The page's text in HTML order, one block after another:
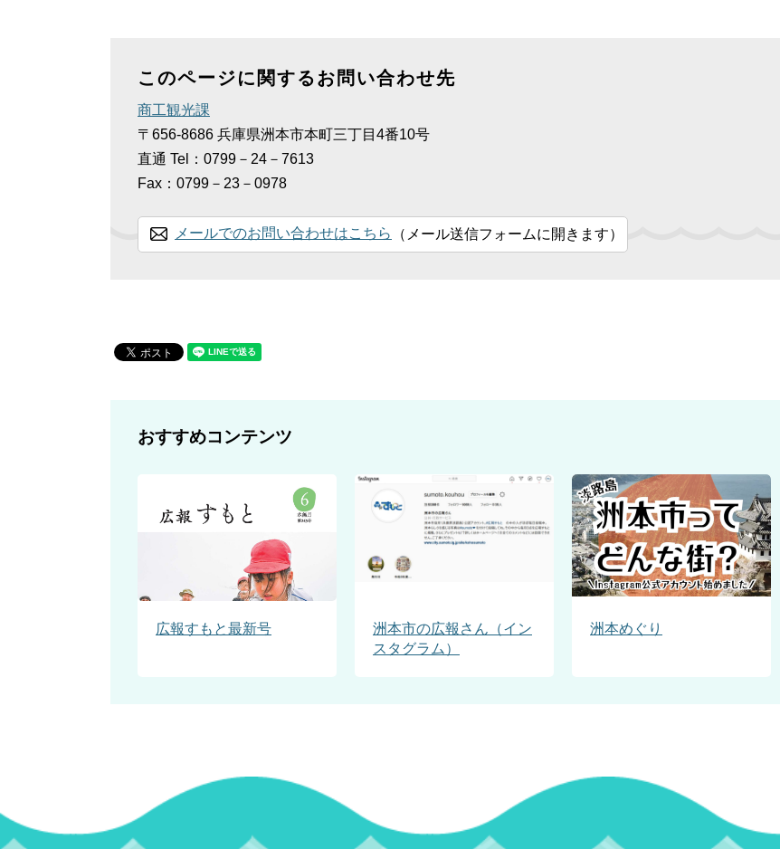
このページに関するお問い合わせ先
商工観光課
〒656-8686 兵庫県洲本市本町三丁目4番10号
直通 Tel：0799－24－7613
Fax：0799－23－0978
メールでのお問い合わせはこちら （メール送信フォームに開きます）
おすすめコンテンツ
広報すもと最新号
洲本市の広報さん（イン
スタグラム）
洲本めぐり